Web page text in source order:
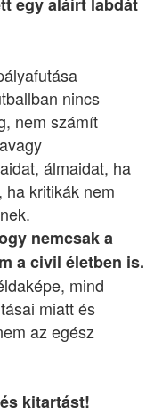
nincs
nem számít
álmaidat, ha
ha kritikák nem
nemcsak a
a civil életben is.
mind
miatt és
az egész
kitartást!